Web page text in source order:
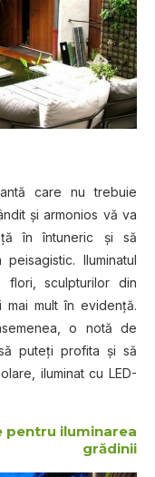
care nu trebuie
şi armonios vă va
în întuneric şi să
Iluminatul
sculpturilor din
mult în evidenţă.
o notă de
puteţi profita şi să
iluminat cu LED-
pentru iluminarea
grădinii